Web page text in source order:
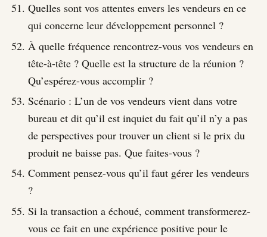
Quelles sont vos attentes envers les vendeurs en ce
qui concerne leur développement personnel ?
À quelle fréquence rencontrez-vous vos vendeurs en
tête-à-tête ? Quelle est la structure de la réunion ?
Qu’espérez-vous accomplir ?
Scénario : L’un de vos vendeurs vient dans votre
bureau et dit qu’il est inquiet du fait qu’il n’y a pas
de perspectives pour trouver un client si le prix du
produit ne baisse pas. Que faites-vous ?
Comment pensez-vous qu’il faut gérer les vendeurs
?
Si la transaction a échoué, comment transformerez-
vous ce fait en une expérience positive pour le